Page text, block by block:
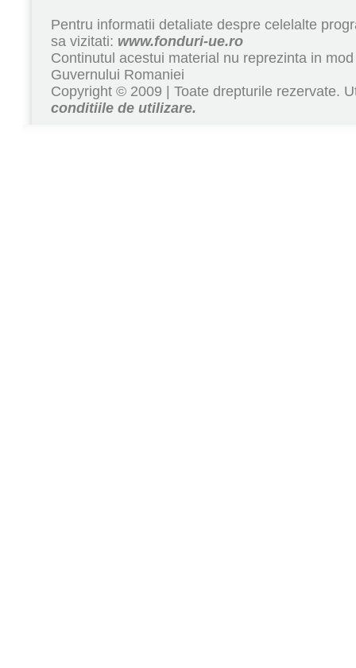
Pentru informatii detaliate despre celelalte
sa vizitati: www.fonduri-ue.ro
Continutul acestui material nu reprezinta in
Guvernului Romaniei
Copyright © 2009 | Toate drepturile rezervate.
conditiile de utilizare.